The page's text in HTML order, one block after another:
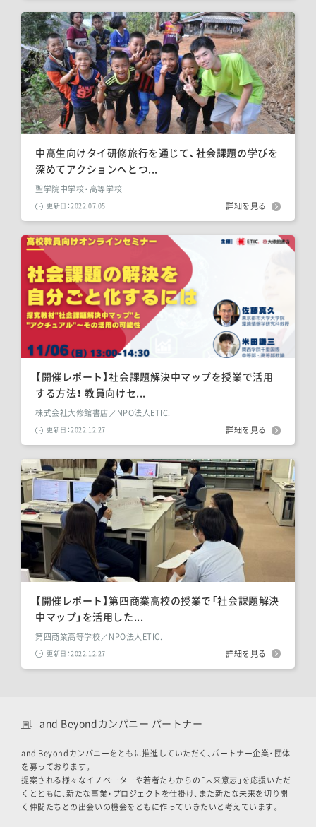
中高生向けタイ研修旅行を通じて、社会課題の学びを
深めてアクションへとつ...
聖学院中学校・高等学校
更新日：2022.07.05 詳細を見る
【開催レポート】社会課題解決中マップを授業で活用
する方法！ 教員向けセ...
株式会社大修館書店／NPO法人ETIC.
更新日：2022.12.27 詳細を見る
【開催レポート】第四商業高校の授業で「社会課題解決
中マップ」を活用した...
第四商業高等学校／NPO法人ETIC.
更新日：2022.12.27 詳細を見る
and Beyondカンパニー パートナー
and Beyondカンパニーをともに推進していただく、パートナー企業・団体
を募っております。
提案される様々なイノベーターや若者たちからの「未来意志」を応援いただ
くとともに、新たな事業・プロジェクトを仕掛け、また新たな未来を切り開
く仲間たちとの出会いの機会をともに作っていきたいと考えています。